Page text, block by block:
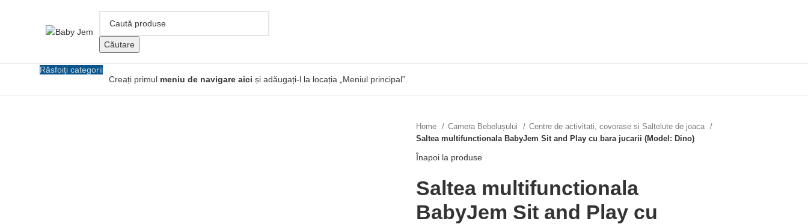
Căutare
Răsfoiți categorii
Creați primul meniu de navigare aici și adăugați-l la locația „Meniul principal”.
Home Camera Bebelușului
Centre de activitati, covorase si Saltelute de joaca
Saltea multifunctionala BabyJem Sit and Play cu bara jucarii (Model: Dino)
Înapoi la produse
Saltea multifunctionala
BabyJem Sit and Play cu